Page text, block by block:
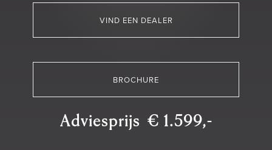
VIND EEN DEALER
BROCHURE
Adviesprijs € 1.599,-